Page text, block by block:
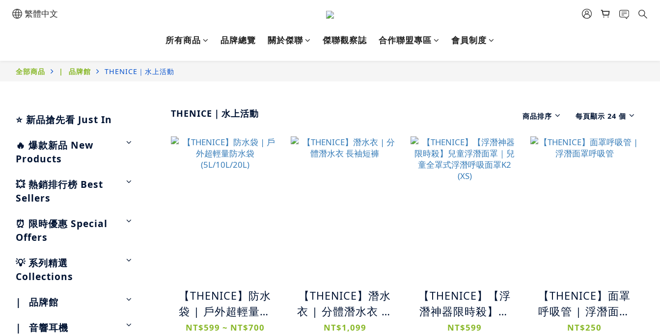
繁體中文
所有商品 品牌總覽 關於傑聯 傑聯觀察誌 合作聯盟專區 會員制度
全部商品 |⠀品牌館 THENICE｜水上活動
⭐ 新品搶先看 Just In
🔥 爆款新品 New
Products
💥 熱銷排行榜 Best
Sellers
⏰ 限時優惠 Special
Offers
💡 系列精選
Collections
|⠀品牌館
|⠀音響耳機
THENICE｜水上活動 商品排序 每頁顯示 24 個
【THENICE】防水
袋 | 戶外超輕量防
水袋 (5L/10L/20L)
NT$599 ~ NT$700
【THENICE】潛水
衣 | 分體潛水衣 長
袖短褲
NT$1,099
【THENICE】【浮
潛神器限時殺】兒
童浮潛面罩｜兒童
NT$599
【THENICE】面罩
呼吸管 | 浮潛面罩
呼吸管
NT$250